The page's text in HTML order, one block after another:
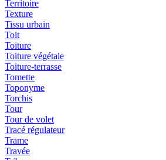
Territoire
Texture
Tissu urbain
Toit
Toiture
Toiture végétale
Toiture-terrasse
Tomette
Toponyme
Torchis
Tour
Tour de volet
Tracé régulateur
Trame
Travée